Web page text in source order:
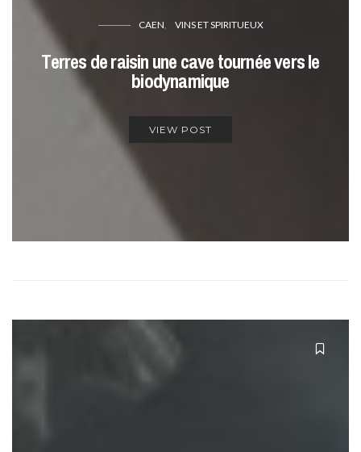
CAEN VINS ET SPIRITUEUX
Terres de raisin une cave tournée vers le
biodynamique
VIEW POST